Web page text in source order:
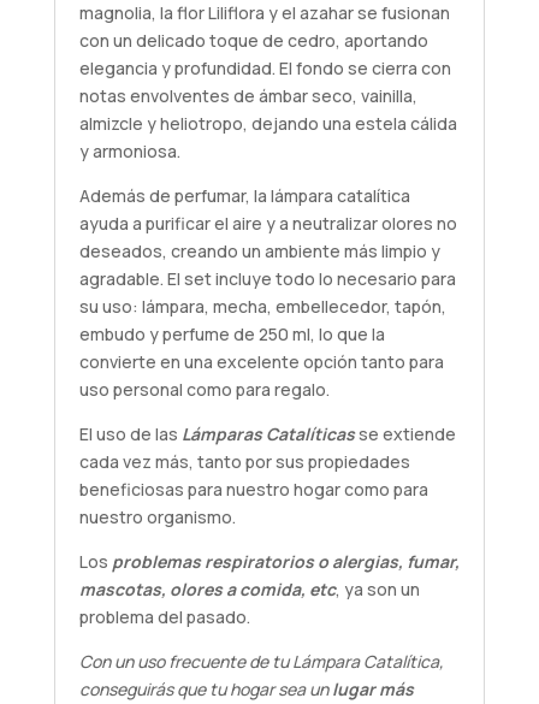
magnolia, la flor Liliflora y el azahar se fusionan
con un delicado toque de cedro, aportando
elegancia y profundidad. El fondo se cierra con
notas envolventes de ámbar seco, vainilla,
almizcle y heliotropo, dejando una estela cálida
y armoniosa.
Además de perfumar, la lámpara catalítica
ayuda a purificar el aire y a neutralizar olores no
deseados, creando un ambiente más limpio y
agradable. El set incluye todo lo necesario para
su uso: lámpara, mecha, embellecedor, tapón,
embudo y perfume de 250 ml, lo que la
convierte en una excelente opción tanto para
uso personal como para regalo.
El uso de las Lámparas Catalíticasse extiende
cada vez más, tanto por sus propiedades
beneficiosas para nuestro hogar como para
nuestro organismo.
Los problemas respiratorios o alergias, fumar,
mascotas, olores a comida, etc, ya son un
problema del pasado.
Con un uso frecuente de tu Lámpara Catalítica,
conseguirás que tu hogar sea unlugar más